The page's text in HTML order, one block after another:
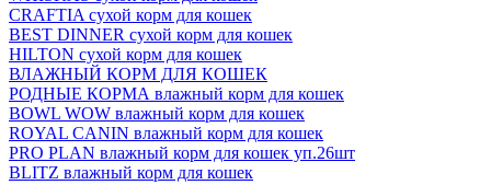
CRAFTIA сухой корм для кошек
BEST DINNER сухой корм для кошек
HILTON сухой корм для кошек
ВЛАЖНЫЙ КОРМ ДЛЯ КОШЕК
РОДНЫЕ КОРМА влажный корм для кошек
BOWL WOW влажный корм для кошек
ROYAL CANIN влажный корм для кошек
PRO PLAN влажный корм для кошек уп.26шт
BLITZ влажный корм для кошек